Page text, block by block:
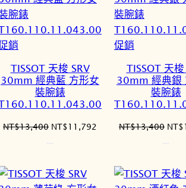
銷
商
TISSOT 天梭 SRV
30mm 經典藍 方形女
裝腕錶
NT$13,400 原
NT$13,400。
NT$11,792
NT$11,792。
促銷
商
TISSOT 天梭
30mm 經典銀
裝腕錶
NT$13,400 原
NT$